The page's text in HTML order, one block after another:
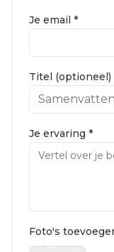
Je email *
Titel (optioneel)
Je ervaring *
Foto's